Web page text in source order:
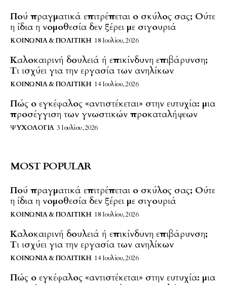
Πού πραγματικά επιτρέπεται ο σκύλος σας; Ούτε
η ίδια η νομοθεσία δεν ξέρει με σιγουριά
ΚΟΙΝΩΝΊΑ & ΠΟΛΙΤΙΚΉ 18 Ιουλίου, 2026
Καλοκαιρινή δουλειά ή επικίνδυνη επιβάρυνση;
Τι ισχύει για την εργασία των ανηλίκων
ΚΟΙΝΩΝΊΑ & ΠΟΛΙΤΙΚΉ 14 Ιουλίου, 2026
Πώς ο εγκέφαλος «αντιστέκεται» στην ευτυχία: μια
προσέγγιση των γνωστικών προκαταλήψεων
ΨΥΧΟΛΟΓΊΑ 3 Ιουλίου, 2026
MOST POPULAR
Πού πραγματικά επιτρέπεται ο σκύλος σας; Ούτε
η ίδια η νομοθεσία δεν ξέρει με σιγουριά
ΚΟΙΝΩΝΊΑ & ΠΟΛΙΤΙΚΉ 18 Ιουλίου, 2026
Καλοκαιρινή δουλειά ή επικίνδυνη επιβάρυνση;
Τι ισχύει για την εργασία των ανηλίκων
ΚΟΙΝΩΝΊΑ & ΠΟΛΙΤΙΚΉ 14 Ιουλίου, 2026
Πώς ο εγκέφαλος «αντιστέκεται» στην ευτυχία: μια